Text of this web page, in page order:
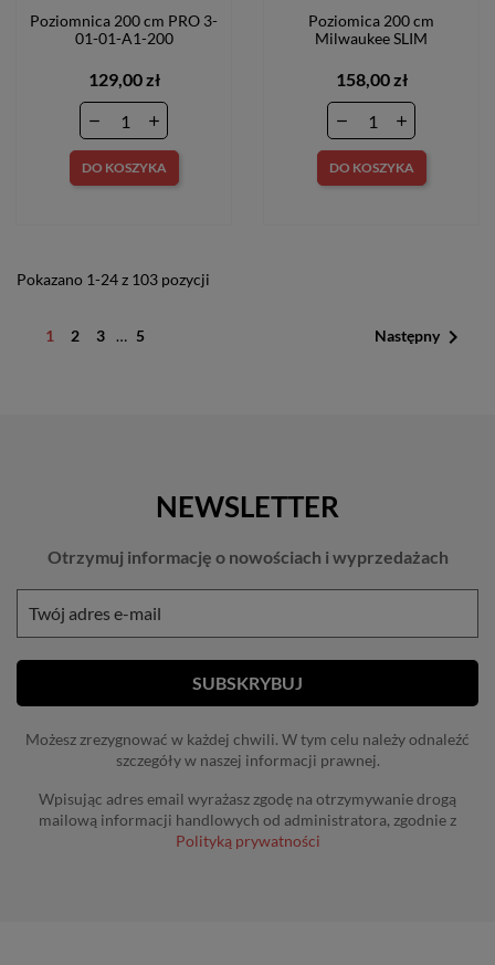
Poziomnica 200 cm PRO 3-
01-01-A1-200
129,00 zł
DO KOSZYKA
Poziomica 200 cm
Milwaukee SLIM
158,00 zł
DO KOSZYKA
Pokazano 1-24 z 103 pozycji
1 2 3 … 5 Następny 
NEWSLETTER
Otrzymuj informację o nowościach i wyprzedażach
Możesz zrezygnować w każdej chwili. W tym celu należy odnaleźć
szczegóły w naszej informacji prawnej.
Wpisując adres email wyrażasz zgodę na otrzymywanie drogą
mailową informacji handlowych od administratora, zgodnie z
Polityką prywatności